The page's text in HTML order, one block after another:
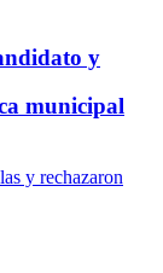
y
municipal